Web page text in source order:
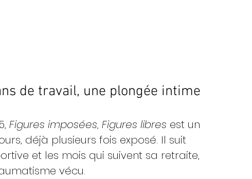
de travail, une plongée intime
Figures imposées, Figures libres est un
déjà plusieurs fois exposé. Il suit
et les mois qui suivent sa retraite,
vécu.